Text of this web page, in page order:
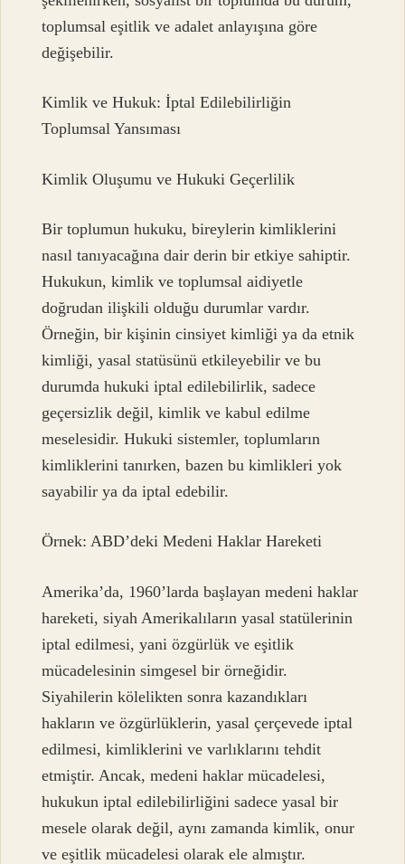
toplumsal eşitlik ve adalet anlayışına göre
değişebilir.
Kimlik ve Hukuk: İptal Edilebilirliğin
Toplumsal Yansıması
Kimlik Oluşumu ve Hukuki Geçerlilik
Bir toplumun hukuku, bireylerin kimliklerini
nasıl tanıyacağına dair derin bir etkiye sahiptir.
Hukukun, kimlik ve toplumsal aidiyetle
doğrudan ilişkili olduğu durumlar vardır.
Örneğin, bir kişinin cinsiyet kimliği ya da etnik
kimliği, yasal statüsünü etkileyebilir ve bu
durumda hukuki iptal edilebilirlik, sadece
geçersizlik değil, kimlik ve kabul edilme
meselesidir. Hukuki sistemler, toplumların
kimliklerini tanırken, bazen bu kimlikleri yok
sayabilir ya da iptal edebilir.
Örnek: ABD’deki Medeni Haklar Hareketi
Amerika’da, 1960’larda başlayan medeni haklar
hareketi, siyah Amerikalıların yasal statülerinin
iptal edilmesi, yani özgürlük ve eşitlik
mücadelesinin simgesel bir örneğidir.
Siyahilerin kölelikten sonra kazandıkları
hakların ve özgürlüklerin, yasal çerçevede iptal
edilmesi, kimliklerini ve varlıklarını tehdit
etmiştir. Ancak, medeni haklar mücadelesi,
hukukun iptal edilebilirliğini sadece yasal bir
mesele olarak değil, aynı zamanda kimlik, onur
ve eşitlik mücadelesi olarak ele almıştır.